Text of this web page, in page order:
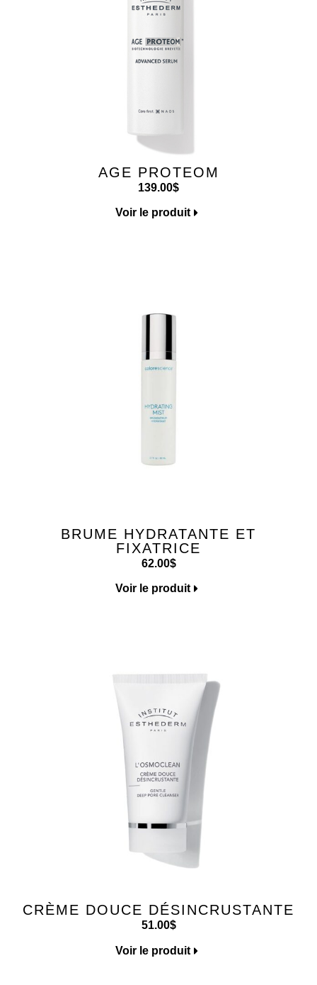
AGE PROTEOM
139.00$
Voir le produit
BRUME HYDRATANTE ET
FIXATRICE
62.00$
Voir le produit
CRÈME DOUCE DÉSINCRUSTANTE
51.00$
Voir le produit